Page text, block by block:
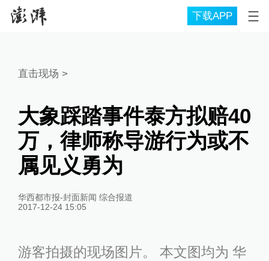
下载APP
直击现场 >
大象踩踏事件泰方拟赔40
万，律师称导游行为或不
属见义勇为
华西都市报-封面新闻 综合报道
2017-12-24 15:05
游客拍摄的现场图片。 本文图均为 华